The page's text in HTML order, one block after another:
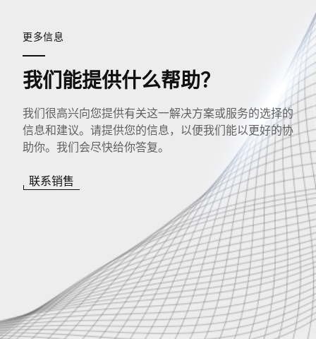
更多信息
我们能提供什么帮助？
我们很高兴向您提供有关这一解决方案或服务的选择的
信息和建议。请提供您的信息，以便我们能以更好的协
助你。我们会尽快给你答复。
联系销售